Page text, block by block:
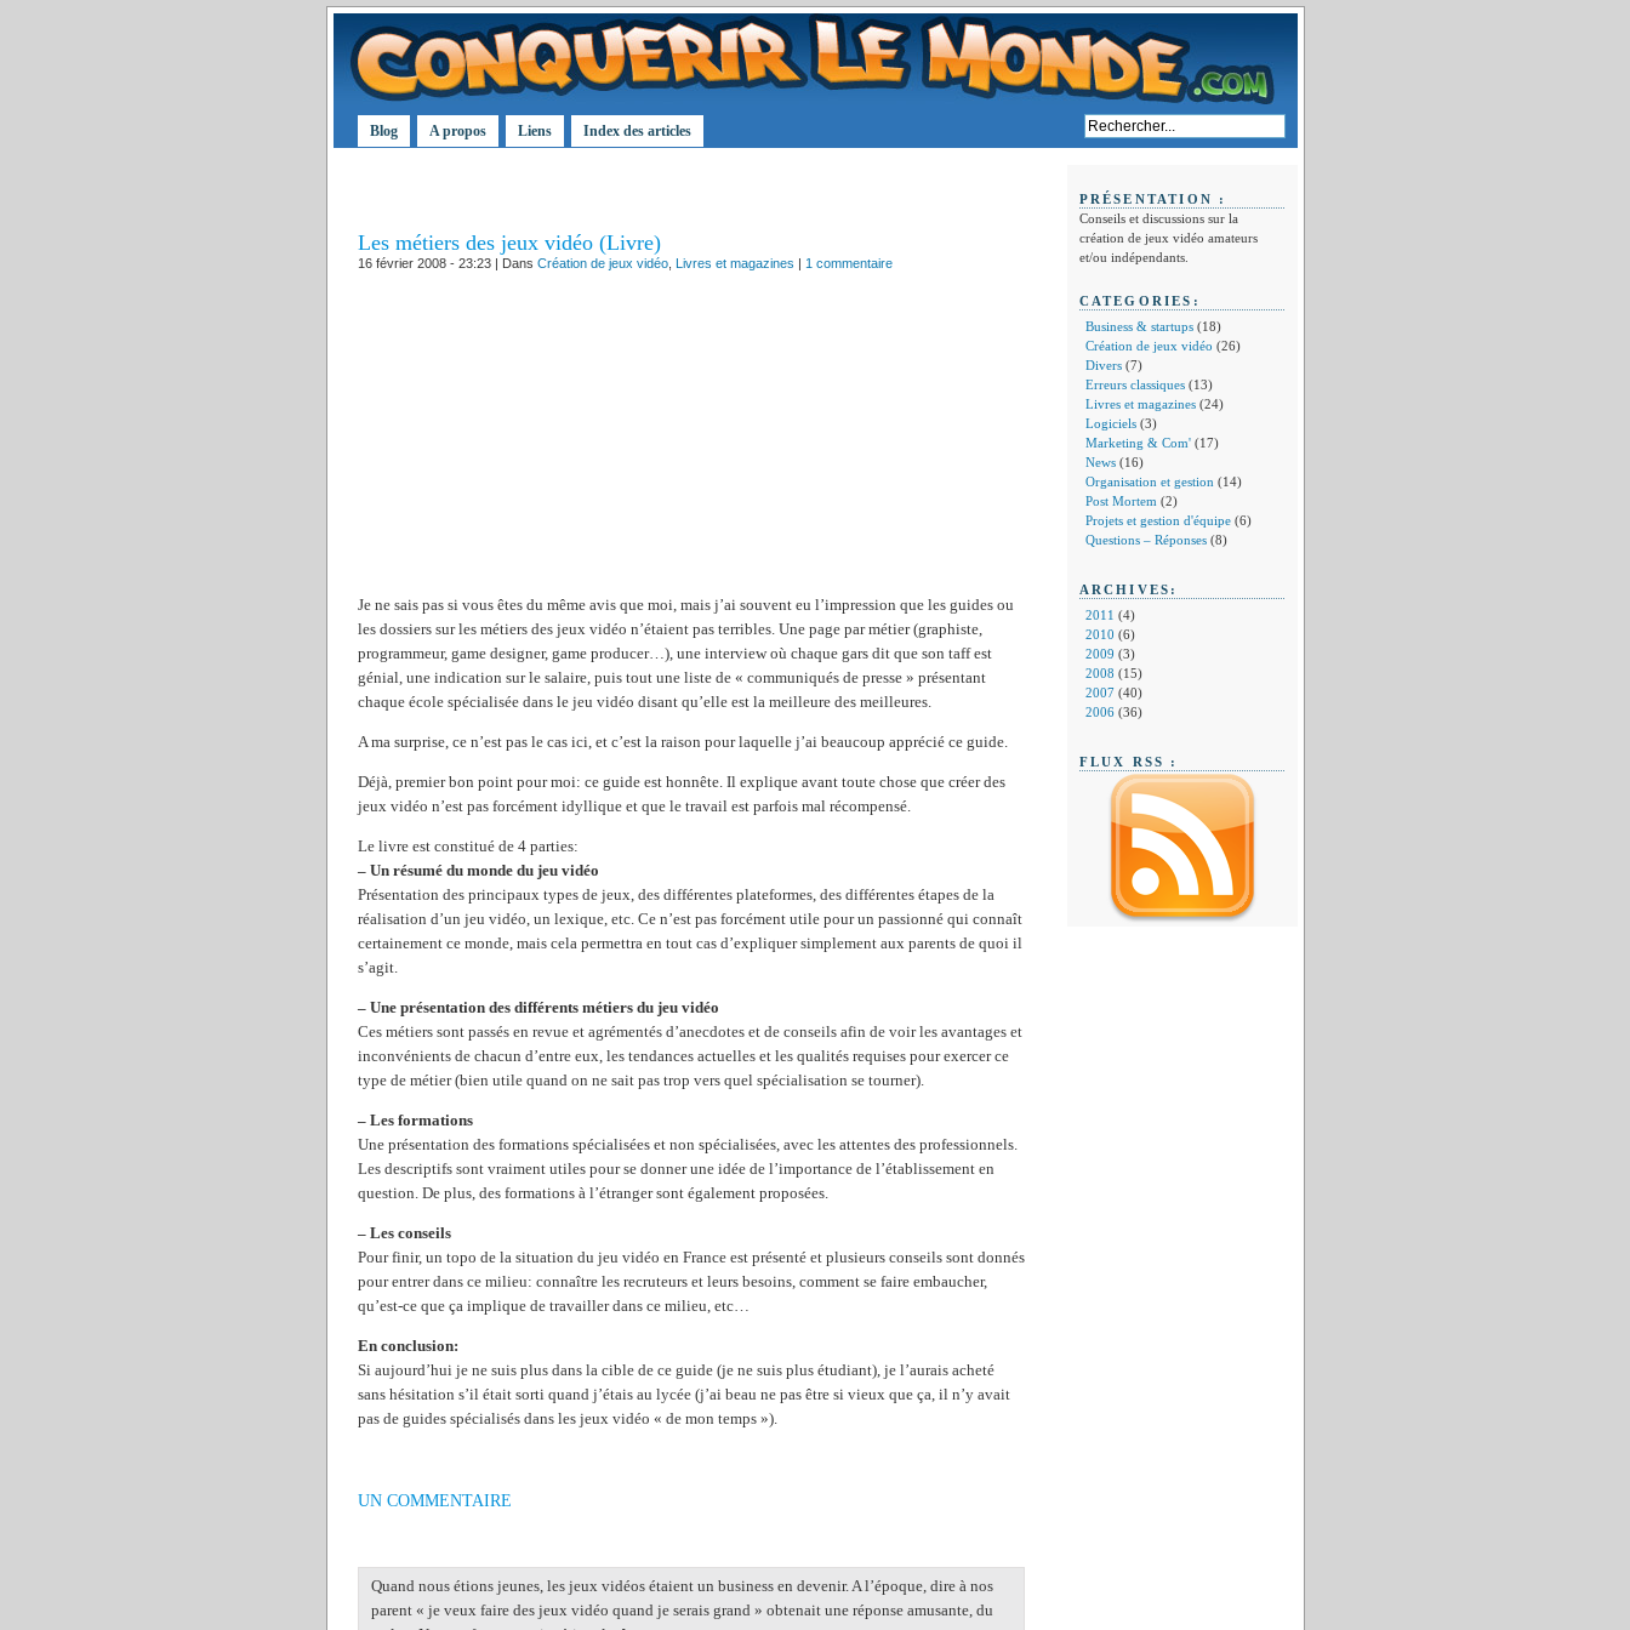
Blog A propos Liens Index des articles
Les métiers des jeux vidéo (Livre)
16 février 2008 - 23:23 | Dans Création de jeux vidéo, Livres et magazines | 1 commentaire
Je ne sais pas si vous êtes du même avis que moi, mais j’ai souvent eu l’impression que les guides ou
les dossiers sur les métiers des jeux vidéo n’étaient pas terribles. Une page par métier (graphiste,
programmeur, game designer, game producer…), une interview où chaque gars dit que son taff est
génial, une indication sur le salaire, puis tout une liste de « communiqués de presse » présentant
chaque école spécialisée dans le jeu vidéo disant qu’elle est la meilleure des meilleures.
A ma surprise, ce n’est pas le cas ici, et c’est la raison pour laquelle j’ai beaucoup apprécié ce guide.
Déjà, premier bon point pour moi: ce guide est honnête. Il explique avant toute chose que créer des
jeux vidéo n’est pas forcément idyllique et que le travail est parfois mal récompensé.
Le livre est constitué de 4 parties:
– Un résumé du monde du jeu vidéo
Présentation des principaux types de jeux, des différentes plateformes, des différentes étapes de la
réalisation d’un jeu vidéo, un lexique, etc. Ce n’est pas forcément utile pour un passionné qui connaît
certainement ce monde, mais cela permettra en tout cas d’expliquer simplement aux parents de quoi il
s’agit.
– Une présentation des différents métiers du jeu vidéo
Ces métiers sont passés en revue et agrémentés d’anecdotes et de conseils afin de voir les avantages et
inconvénients de chacun d’entre eux, les tendances actuelles et les qualités requises pour exercer ce
type de métier (bien utile quand on ne sait pas trop vers quel spécialisation se tourner).
– Les formations
Une présentation des formations spécialisées et non spécialisées, avec les attentes des professionnels.
Les descriptifs sont vraiment utiles pour se donner une idée de l’importance de l’établissement en
question. De plus, des formations à l’étranger sont également proposées.
– Les conseils
Pour finir, un topo de la situation du jeu vidéo en France est présenté et plusieurs conseils sont donnés
pour entrer dans ce milieu: connaître les recruteurs et leurs besoins, comment se faire embaucher,
qu’est-ce que ça implique de travailler dans ce milieu, etc…
En conclusion:
Si aujourd’hui je ne suis plus dans la cible de ce guide (je ne suis plus étudiant), je l’aurais acheté
sans hésitation s’il était sorti quand j’étais au lycée (j’ai beau ne pas être si vieux que ça, il n’y avait
pas de guides spécialisés dans les jeux vidéo « de mon temps »).
UN COMMENTAIRE
Quand nous étions jeunes, les jeux vidéos étaient un business en devenir. A l’époque, dire à nos
parent « je veux faire des jeux vidéo quand je serais grand » obtenait une réponse amusante, du
PRÉSENTATION :
Conseils et discussions sur la
création de jeux vidéo amateurs
et/ou indépendants.
CATEGORIES:
Business & startups(18)
Création de jeux vidéo (26)
Divers(7)
Erreurs classiques(13)
Livres et magazines(24)
Logiciels(3)
Marketing & Com'(17)
News(16)
Organisation et gestion (14)
Post Mortem (2)
Projets et gestion d'équipe(6)
Questions – Réponses(8)
ARCHIVES:
2011 (4)
2010 (6)
2009 (3)
2008 (15)
2007(40)
2006(36)
FLUX RSS :